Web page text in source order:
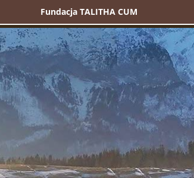
Fundacja TALITHA CUM